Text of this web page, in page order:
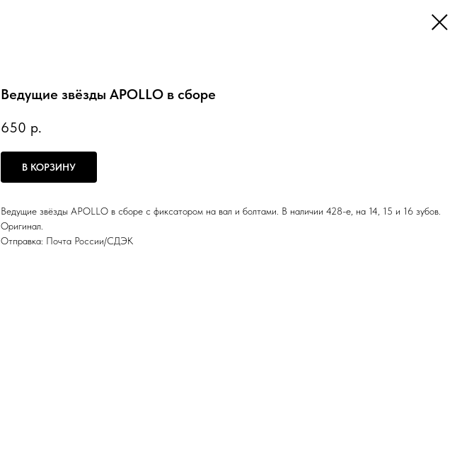
Ведущие звёзды APOLLO в сборе
650 р.
В КОРЗИНУ
Ведущие звёзды APOLLO в сборе с фиксатором на вал и болтами. В наличии 428-е, на 14, 15 и 16 зубов.
Оригинал.
Отправка: Почта России/СДЭК